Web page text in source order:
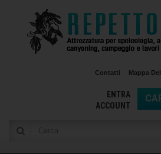
Contatti Mappa
ENTRA
ACCOUNT